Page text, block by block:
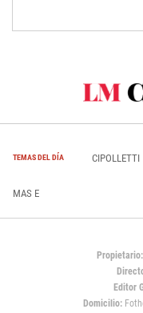
TEMAS DEL DÍA CIPOLLETTI
MAS E
Propietario:
Editor
Domicilio: